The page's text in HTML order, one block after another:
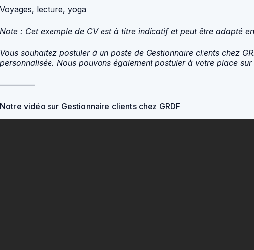
Voyages, lecture, yoga
Note : Cet exemple de CV est à titre indicatif et peut être adapté
Vous souhaitez postuler à un poste de Gestionnaire clients chez
personnalisée. Nous pouvons également postuler à votre place
————-
Notre vidéo sur Gestionnaire clients chez GRDF